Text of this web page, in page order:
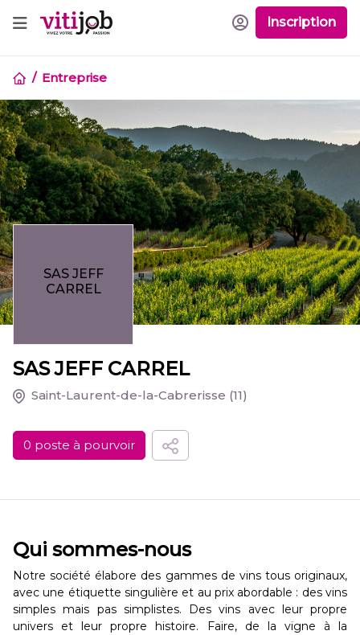
Inscription
Entreprise
SAS JEFF
CARREL
SAS JEFF CARREL
Saint-Laurent-de-la-Cabrerisse (11)
0 poste à pourvoir
Qui sommes-nous
Notre société élabore des gammes de vins tous originaux,
avec une étiquette singulière et au prix abordable : des vins
simples mais pas simplistes. Des vins avec leur propre
univers et leur propre histoire. Faire, de la vigne à la